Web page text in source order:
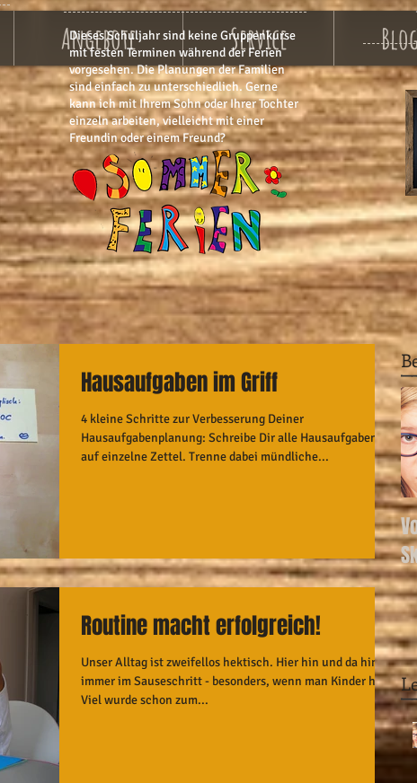
Angebote Service
Dieses Schuljahr sind keine Gruppenkurse
mit festen Terminen während der Ferien
vorgesehen. Die Planungen der Familien
sind einfach zu unterschiedlich. Gerne
kann ich mit Ihrem Sohn oder Ihrer Tochter
einzeln arbeiten, vielleicht mit einer
Freundin oder einem Freund?
Hausaufgaben im Griff
4 kleine Schritte zur Verbesserung Deiner
Hausaufgabenplanung: Schreibe Dir alle Hausaufgaben
auf einzelne Zettel. Trenne dabei mündliche...
Routine macht erfolgreich!
Unser Alltag ist zweifellos hektisch. Hier hin und da hin,
immer im Sauseschritt - besonders, wenn man Kinder hat.
Viel wurde schon zum...